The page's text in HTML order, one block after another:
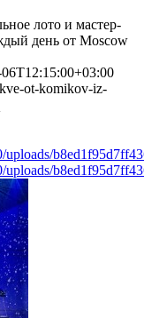
лото и мастер-
день от Moscow
ot-komikov-iz-